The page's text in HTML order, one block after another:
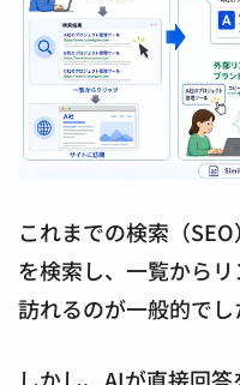
これまでの検索（
を検索し、一覧から
訪れるのが一般的でし